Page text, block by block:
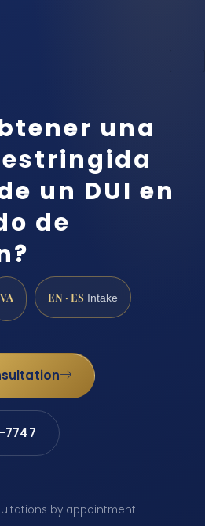
una
un DUI en
de
VA EN · ES Intake
7747
by appointment ·